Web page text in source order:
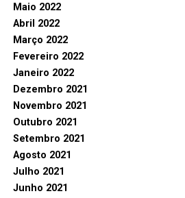
Maio 2022
Abril 2022
Março 2022
Fevereiro 2022
Janeiro 2022
Dezembro 2021
Novembro 2021
Outubro 2021
Setembro 2021
Agosto 2021
Julho 2021
Junho 2021